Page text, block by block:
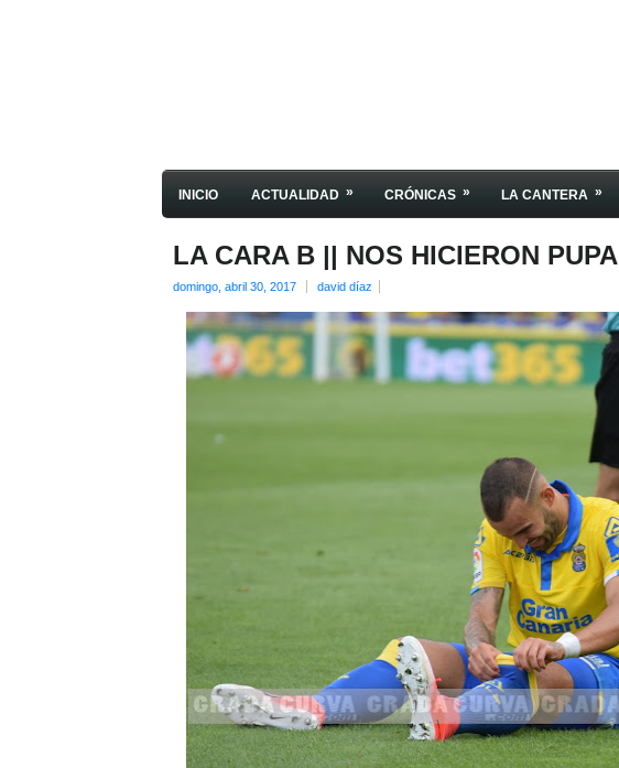
INICIO ACTUALIDAD » CRÓNICAS » LA CANTERA »
LA CARA B || NOS HICIERON PUPA
domingo, abril 30, 2017 david díaz